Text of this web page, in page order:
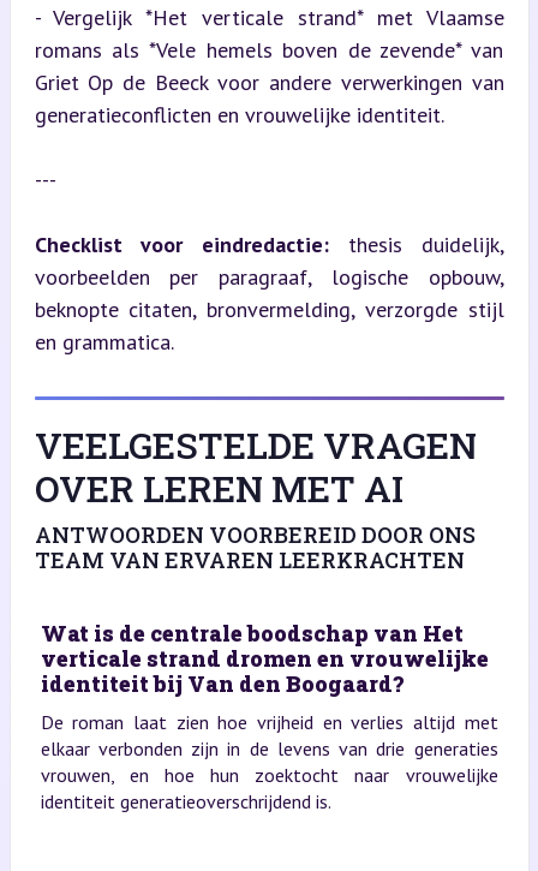
- Vergelijk *Het verticale strand* met Vlaamse
romans als *Vele hemels boven de zevende* van
Griet Op de Beeck voor andere verwerkingen van
generatieconflicten en vrouwelijke identiteit.
---
Checklist voor eindredactie: thesis duidelijk,
voorbeelden per paragraaf, logische opbouw,
beknopte citaten, bronvermelding, verzorgde stijl
en grammatica.
VEELGESTELDE VRAGEN
OVER LEREN MET AI
ANTWOORDEN VOORBEREID DOOR ONS
TEAM VAN ERVAREN LEERKRACHTEN
Wat is de centrale boodschap van Het
verticale strand dromen en vrouwelijke
identiteit bij Van den Boogaard?
De roman laat zien hoe vrijheid en verlies altijd met
elkaar verbonden zijn in de levens van drie generaties
vrouwen, en hoe hun zoektocht naar vrouwelijke
identiteit generatieoverschrijdend is.